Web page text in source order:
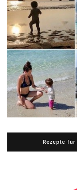
Rezepte